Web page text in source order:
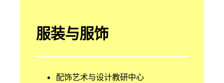
服装与服饰
配饰艺术与设计教研中心